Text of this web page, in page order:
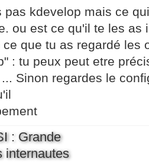
pas kdevelop mais ce
ou est ce qu'il te les as
que tu as regardé les
: tu peux peut etre
Sinon regardes le
: Grande
internautes